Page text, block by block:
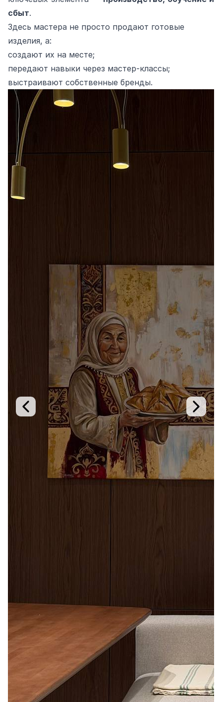
сбыт.
Здесь мастера не просто продают готовые
изделия, а:
создают их на месте;
передают навыки через мастер‑классы;
выстраивают собственные бренды.